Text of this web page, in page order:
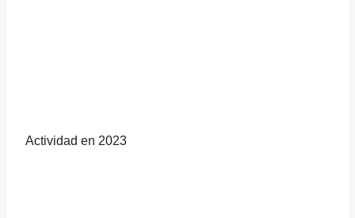
Actividad en 2023